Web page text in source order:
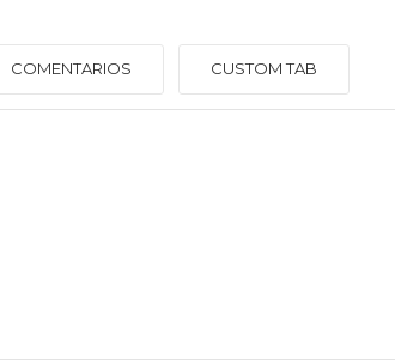
COMENTARIOS CUSTOM TAB